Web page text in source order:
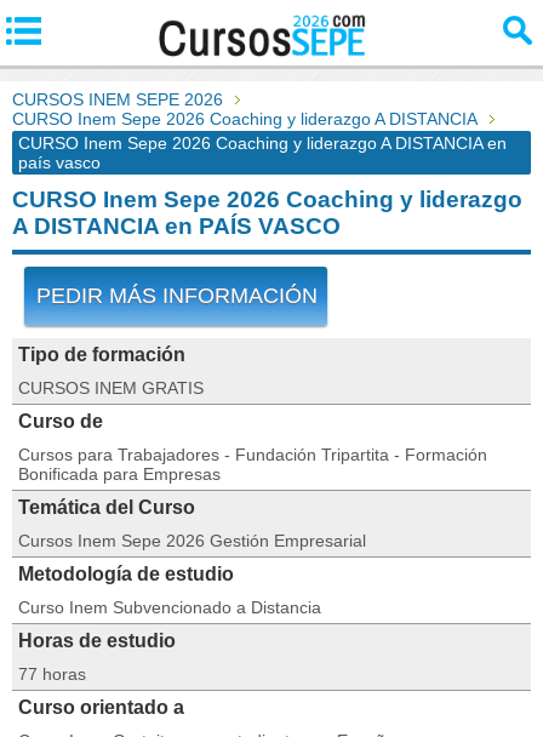
CURSOS INEM SEPE 2026
CURSO Inem Sepe 2026 Coaching y liderazgo A DISTANCIA
CURSO Inem Sepe 2026 Coaching y liderazgo A DISTANCIA en
país vasco
CURSO Inem Sepe 2026 Coaching y liderazgo
A DISTANCIA en PAÍS VASCO
PEDIR MÁS INFORMACIÓN
Tipo de formación
CURSOS INEM GRATIS
Curso de
Cursos para Trabajadores - Fundación Tripartita - Formación
Bonificada para Empresas
Temática del Curso
Cursos Inem Sepe 2026 Gestión Empresarial
Metodología de estudio
Curso Inem Subvencionado a Distancia
Horas de estudio
77 horas
Curso orientado a